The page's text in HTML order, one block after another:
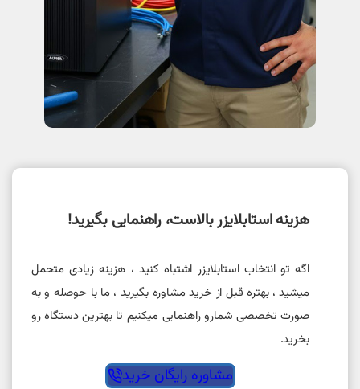
هزینه استابلایزر بالاست، راهنمایی بگیرید!
اگه تو انتخاب استابلایزر اشتباه کنید ، هزینه زیادی متحمل
میشید ، بهتره قبل از خرید مشاوره بگیرید ، ما با حوصله و به
صورت تخصصی شمارو راهنمایی میکنیم تا بهترین دستگاه رو
بخرید.
مشاوره رایگان خرید